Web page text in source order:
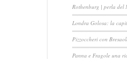
Rothenburg | perla del
Londra Golosa: la
Pizzoccheri con
Panna e Fragole una